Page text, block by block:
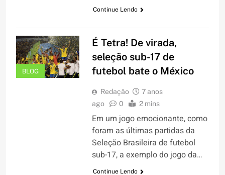
Continue Lendo
BLOG
É Tetra! De virada,
seleção sub-17 de
futebol bate o México
Redação
7 anos
ago
0 2 mins
Em um jogo emocionante, como
foram as últimas partidas da
Seleção Brasileira de futebol
sub-17, a exemplo do jogo da…
Continue Lendo